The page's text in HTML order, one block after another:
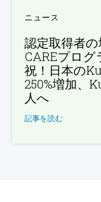
ニュース
認定取得者
CAREプロ
祝！日本の
250%増加、
人へ
記事を読む